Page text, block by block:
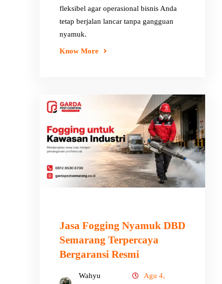
fleksibel agar operasional bisnis Anda
tetap berjalan lancar tanpa gangguan
nyamuk.
Know More
Jasa Fogging Nyamuk DBD
Semarang Terpercaya
Bergaransi Resmi
Wahyu
Agu 4,